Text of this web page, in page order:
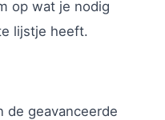
op wat je nodig
lijstje heeft.
de geavanceerde